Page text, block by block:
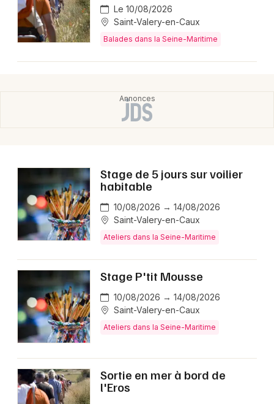
Le 10/08/2026
Saint-Valery-en-Caux
Balades dans la Seine-Maritime
Stage de 5 jours sur voilier
habitable
10/08/2026 → 14/08/2026
Saint-Valery-en-Caux
Ateliers dans la Seine-Maritime
Stage P'tit Mousse
10/08/2026 → 14/08/2026
Saint-Valery-en-Caux
Ateliers dans la Seine-Maritime
Sortie en mer à bord de
l'Eros